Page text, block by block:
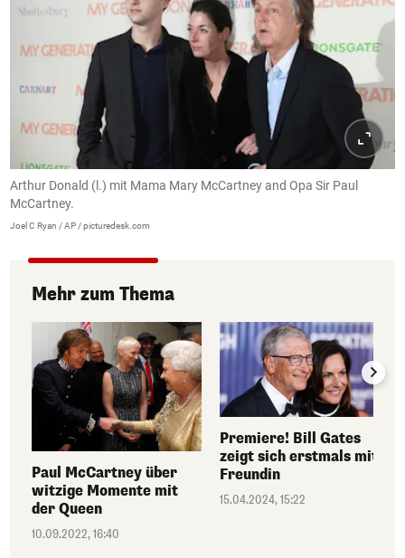
Arthur Donald (l.) mit Mama Mary McCartney and Opa Sir Paul
McCartney.
Joel C Ryan / AP / picturedesk.com
Mehr zum Thema
Paul McCartney über
witzige Momente mit
der Queen
10.09.2022, 16:40
Premiere! Bill Gates
zeigt sich erstmals mit
Freundin
15.04.2024, 15:22